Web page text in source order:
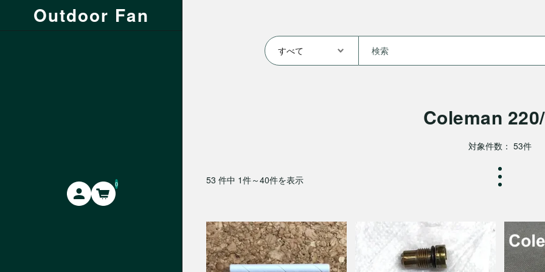
Outdoor Fan
0
Coleman
対象件数： 53件
53 件中 1件～40件を表示